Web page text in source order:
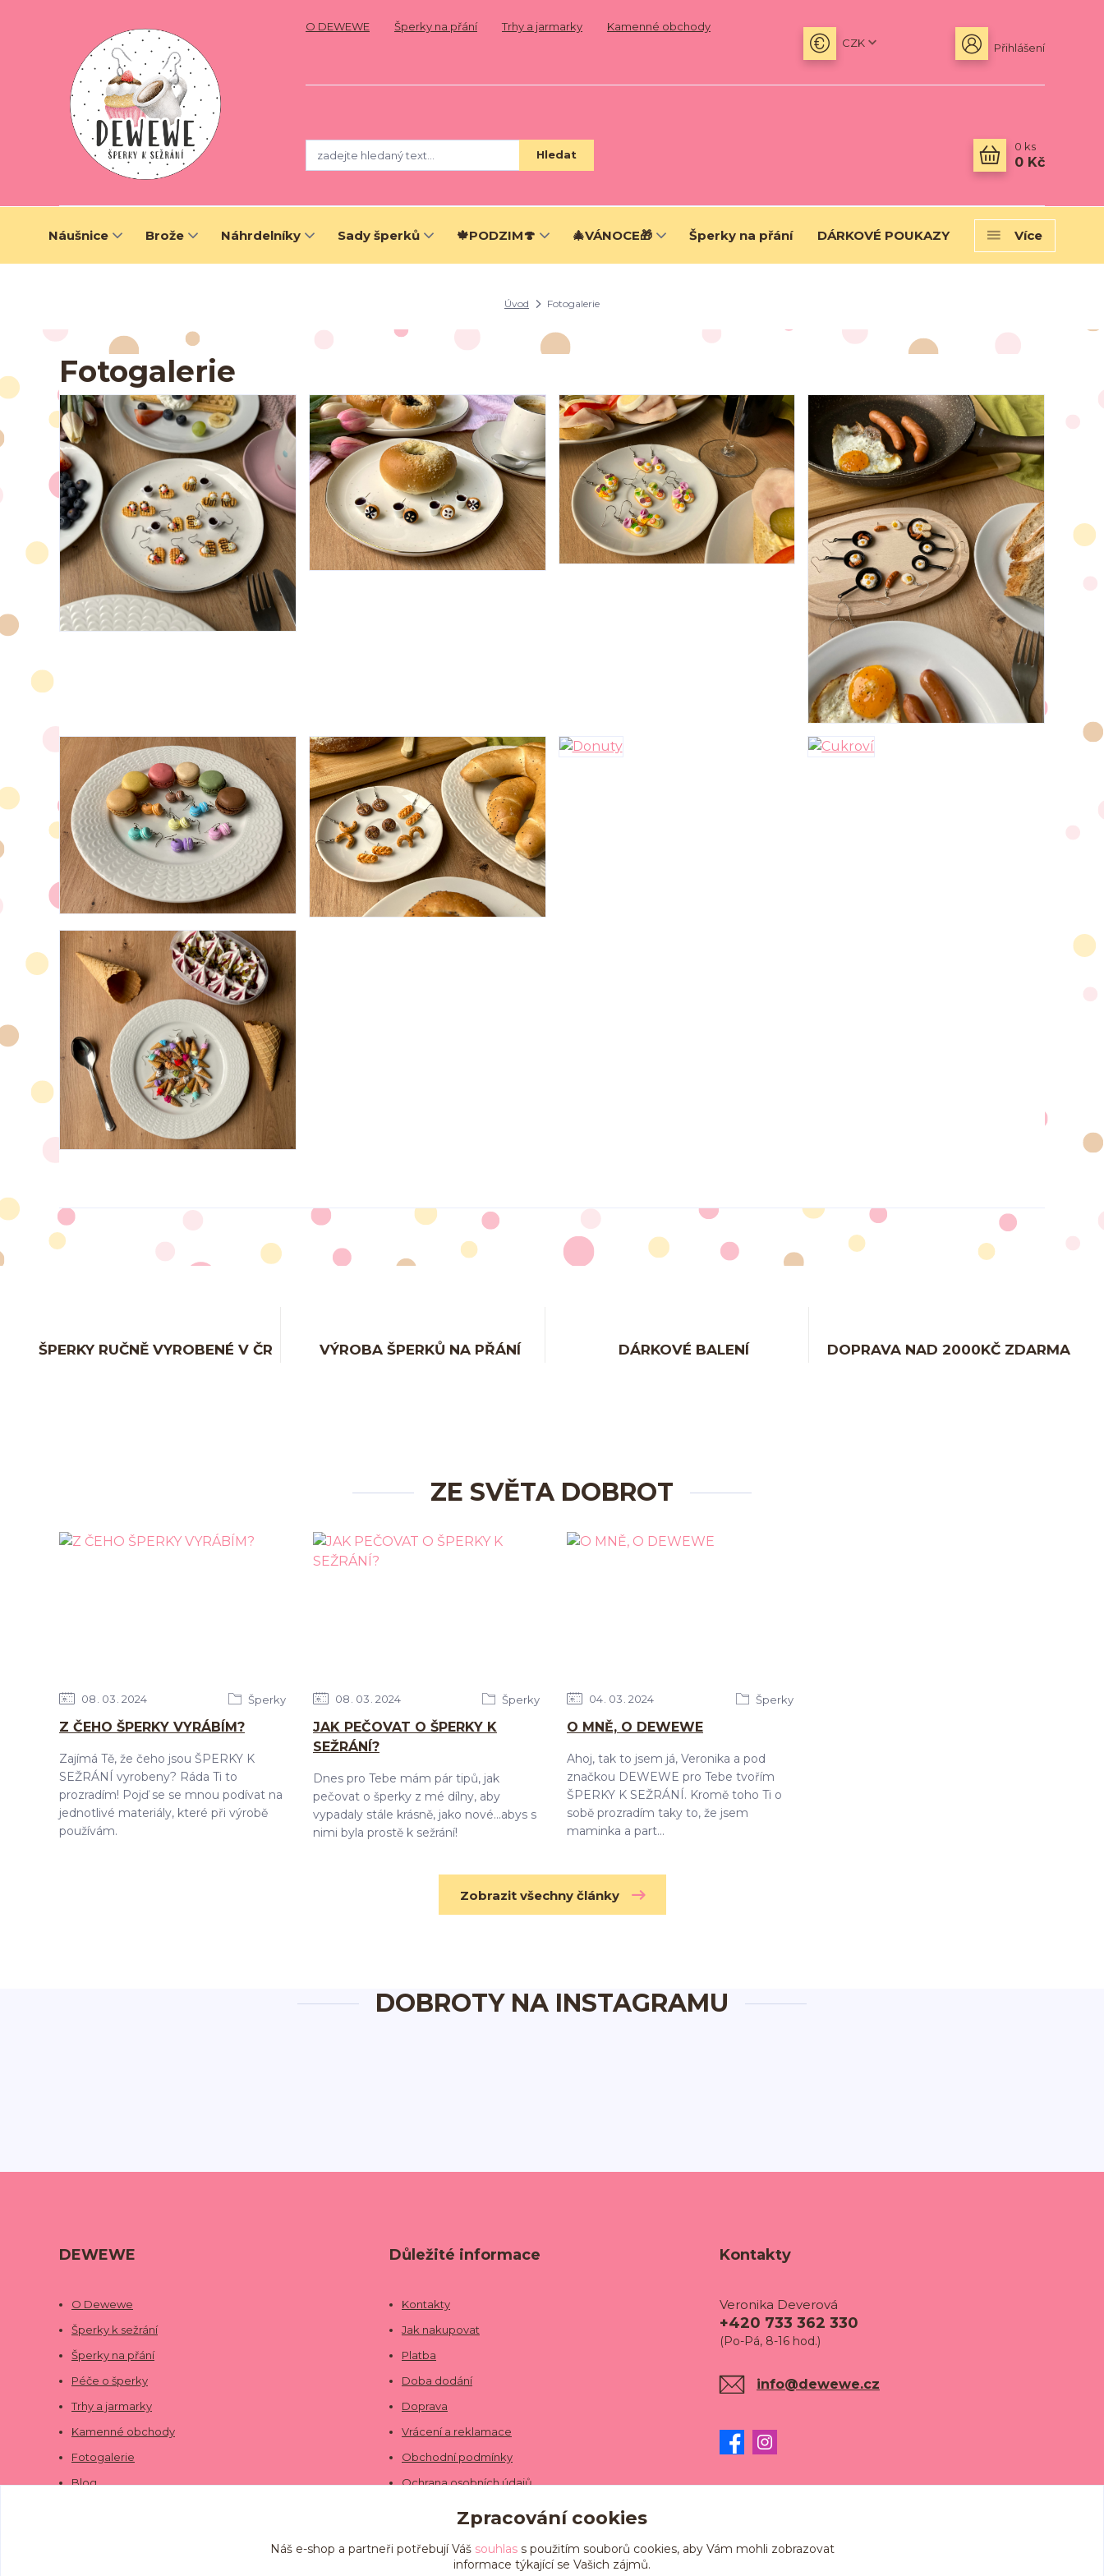
O DEWEWE Šperky na přání Trhy a jarmarky
Kamenné obchody
CZK
Přihlášení
Hledat
0 ks
0 Kč
Náušnice Brože Náhrdelníky Sady šperků 🍁PODZIM🍄 🎄VÁNOCE🎁 Šperky na přání DÁRKOVÉ POUKAZY Více
Úvod Fotogalerie
Fotogalerie
ŠPERKY RUČNĚ VYROBENÉ V ČR VÝROBA ŠPERKŮ NA PŘÁNÍ DÁRKOVÉ BALENÍ DOPRAVA NAD 2000KČ ZDARMA
ZE SVĚTA DOBROT
08 03 2024 Šperky
Z ČEHO ŠPERKY VYRÁBÍM?
Zajímá Tě, že čeho jsou ŠPERKY K
SEŽRÁNÍ vyrobeny? Ráda Ti to
prozradím! Pojď se se mnou podívat na
jednotlivé materiály, které při výrobě
používám.
08 03 2024 Šperky
JAK PEČOVAT O ŠPERKY K
SEŽRÁNÍ?
Dnes pro Tebe mám pár tipů, jak
pečovat o šperky z mé dílny, aby
vypadaly stále krásně, jako nové...abys s
nimi byla prostě k sežrání!
04 03 2024 Šperky
O MNĚ, O DEWEWE
Ahoj, tak to jsem já, Veronika a pod
značkou DEWEWE pro Tebe tvořím
ŠPERKY K SEŽRÁNÍ. Kromě toho Ti o
sobě prozradím taky to, že jsem
maminka a part...
Zobrazit všechny články
DOBROTY NA INSTAGRAMU
DEWEWE
O Dewewe
Šperky k sežrání
Šperky na přání
Péče o šperky
Trhy a jarmarky
Kamenné obchody
Fotogalerie
Blog
Důležité informace
Kontakty
Jak nakupovat
Platba
Doba dodání
Doprava
Vrácení a reklamace
Obchodní podmínky
Ochrana osobních údajů
Kontakty
Veronika Deverová
+420 733 362 330
(Po-Pá, 8-16 hod.)
info@dewewe.cz
Zpracování cookies
Náš e-shop a partneři potřebují Váš souhlass použitím souborů cookies, aby Vám mohli zobrazovat
informace týkající se Vašich zájmů.